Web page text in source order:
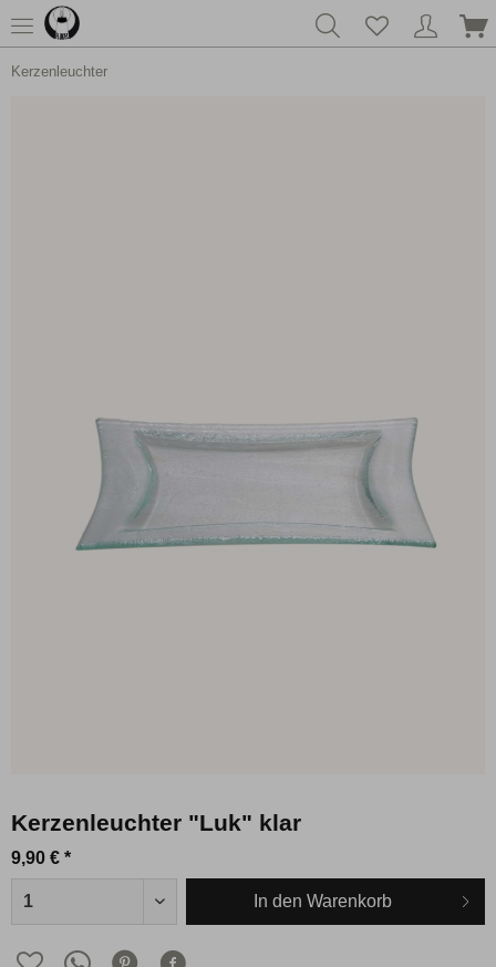
Kerzenleuchter
Kerzenleuchter "Luk" klar
9,90 € *
In den Warenkorb